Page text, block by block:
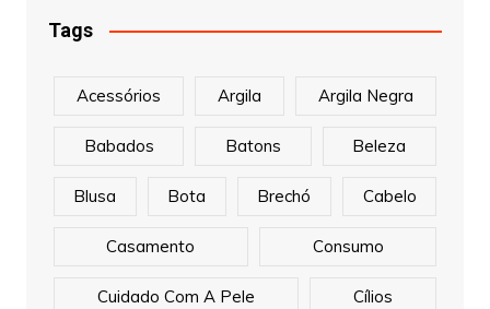
Tags
Acessórios Argila Argila Negra
Babados Batons Beleza
Blusa Bota Brechó Cabelo
Casamento Consumo
Cuidado Com A Pele Cílios